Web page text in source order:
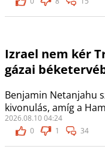
Izrael nem kér
gázai
Benjamin Netanjahu
kivonulás, amíg a
2026.08.10 04:24
0
1 34